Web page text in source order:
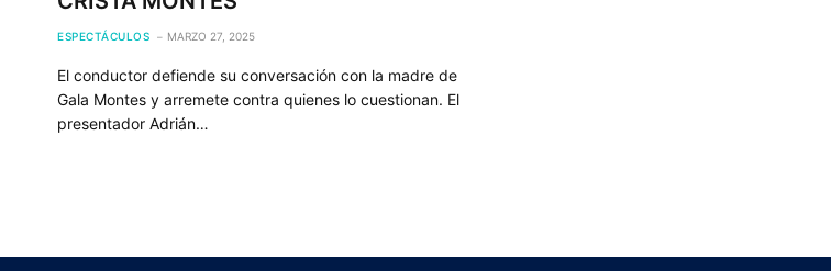
ESPECTÁCULOS MARZO 27, 2025
El conductor defiende su conversación con la madre de
Gala Montes y arremete contra quienes lo cuestionan. El
presentador Adrián…